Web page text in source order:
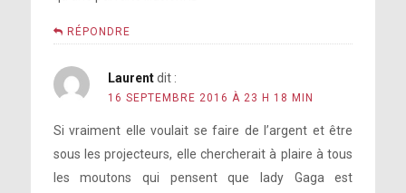
RÉPONDRE
Laurent dit :
16 SEPTEMBRE 2016 À 23 H 18 MIN
Si vraiment elle voulait se faire de l’argent et être
sous les projecteurs, elle chercherait à plaire à tous
les moutons qui pensent que lady Gaga est